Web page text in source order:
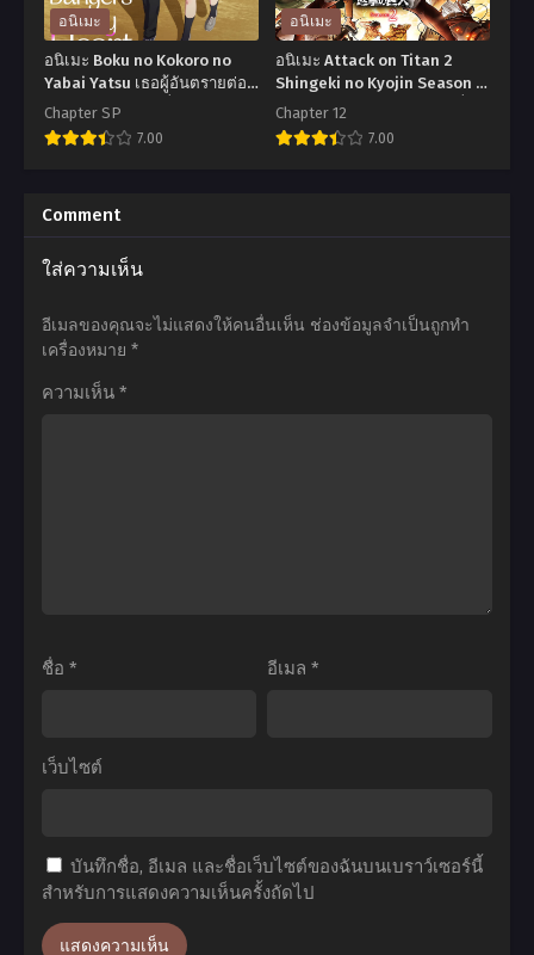
Opantsu
Misete
Moraitai
ภาค
1
ที่1-
6
ซับ
ดรึ
ไง
ถ้า
ใจ
อยาก
รัก
เจี้ยน
อนิเมะ
อนิเมะ Boku no Kokoro no
Yabai Yatsu เธอผู้อันตรายต่อ
ใจผม ภาค 1 ตอนที่1-12 ซับไทย
Chapter SP
7.00
นิ
เมะ
Boku
Kokoro
Yabai
1
12
อนิเมะ
อนิเมะ Attack on Titan 2
Shingeki no Kyojin Season 2
ผ่าพิภพไททัน (ภาค2) ตอนที่1-
12 พากย์ไทย
Chapter 12
7.00
เมะ
on
ทัน
ไทย
Comment
ใส่ความเห็น
อีเมลของคุณจะไม่แสดงให้คนอื่นเห็น ช่องข้อมูลจำเป็นถูกทำ
เครื่องหมาย *
ความเห็น *
ชื่อ * อีเมล *
เว็บไซต์
บันทึกชื่อ, อีเมล และชื่อเว็บไซต์ของฉันบนเบราว์เซอร์นี้
สำหรับการแสดงความเห็นครั้งถัดไป